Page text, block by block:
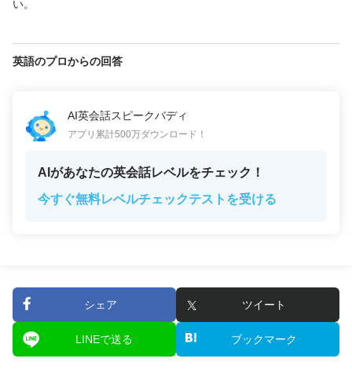
い。
英語のプロからの回答
AI英会話スピークバディ
アプリ累計500万ダウンロード！
AIがあなたの英会話レベルをチェック！
今すぐ無料レベルチェックテストを受ける
シェア ツイート
LINEで送る ブックマーク